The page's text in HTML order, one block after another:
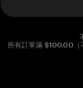
所有訂單滿 $100.00（